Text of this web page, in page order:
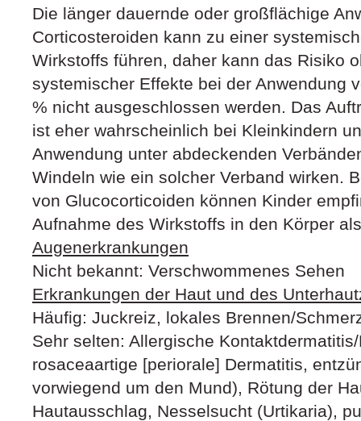
Die länger dauernde oder großflächige
Corticosteroiden kann zu einer
Wirkstoffs führen, daher kann das Risiko
systemischer Effekte bei der Anwendung
% nicht ausgeschlossen werden. Das
ist eher wahrscheinlich bei Kleinkindern
Anwendung unter abdeckenden
Windeln wie ein solcher Verband wirken.
von Glucocorticoiden können Kinder
Aufnahme des Wirkstoffs in den Körper
Augenerkrankungen
Nicht bekannt: Verschwommenes Sehen
Erkrankungen der Haut und des
Häufig: Juckreiz, lokales Brennen/
Sehr selten: Allergische
rosaceaartige [periorale] Dermatitis,
vorwiegend um den Mund), Rötung der
Hautausschlag, Nesselsucht (Urtikaria),